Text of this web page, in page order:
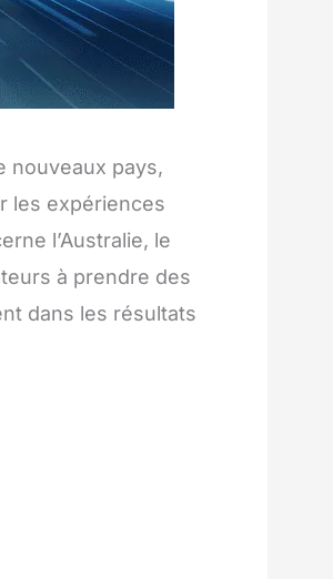
nouveaux pays,
les expériences
l’Australie, le
à prendre des
dans les résultats